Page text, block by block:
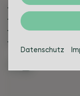
Bürgerinfos
Leben in Bakum
Politik &
Datenschutz